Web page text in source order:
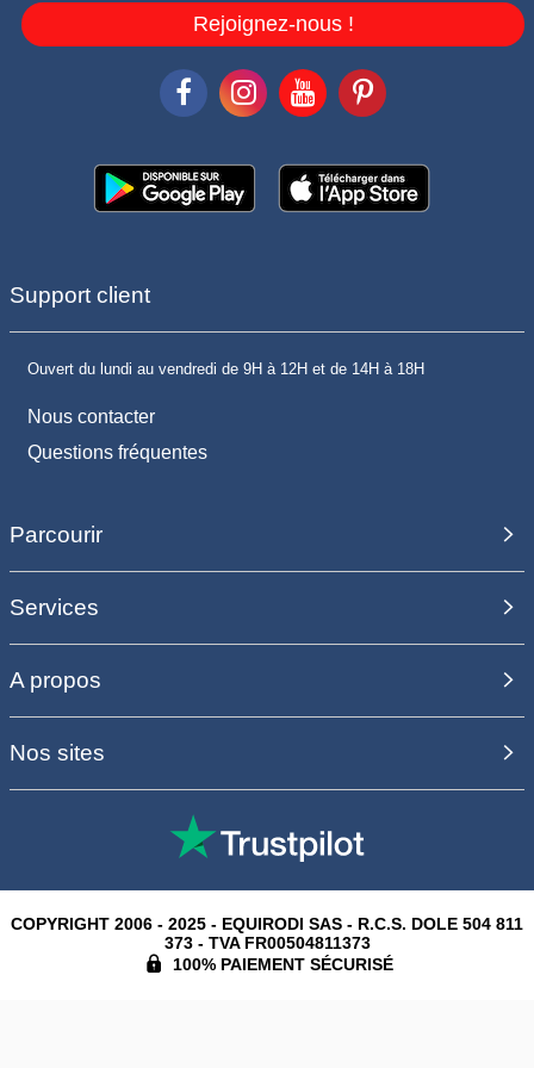
Rejoignez-nous !
Support client
Ouvert du lundi au vendredi de 9H à 12H et de 14H à 18H
Nous contacter
Questions fréquentes
Parcourir
Services
A propos
Nos sites
COPYRIGHT 2006 - 2025 - EQUIRODI SAS - R.C.S. DOLE 504 811
373 - TVA FR00504811373
100% PAIEMENT SÉCURISÉ